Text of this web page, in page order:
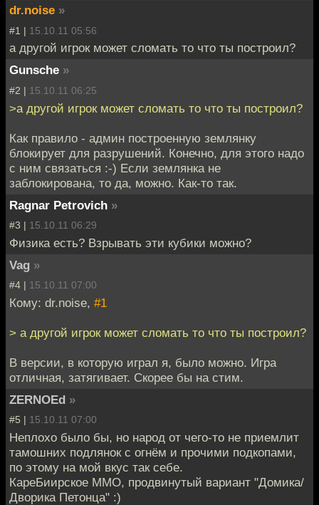
dr.noise »
#1 | 15.10.11 05:56
а другой игрок может сломать то что ты построил?
Gunsche »
#2 | 15.10.11 06:25
>а другой игрок может сломать то что ты построил?
Как правило - админ построенную землянку
блокирует для разрушений. Конечно, для этого надо
с ним связаться :-) Если землянка не
заблокирована, то да, можно. Как-то так.
Ragnar Petrovich »
#3 | 15.10.11 06:29
Физика есть? Взрывать эти кубики можно?
Vag »
#4 | 15.10.11 07:00
Кому: dr.noise, #1
> а другой игрок может сломать то что ты построил?
В версии, в которую играл я, было можно. Игра
отличная, затягивает. Скорее бы на стим.
ZERNOEd »
#5 | 15.10.11 07:00
Неплохо было бы, но народ от чего-то не приемлит
тамошних подлянок с огнём и прочими подкопами,
по этому на мой вкус так себе.
КареБиирское ММО, продвинутый вариант "Домика/
Дворика Петонца" :)